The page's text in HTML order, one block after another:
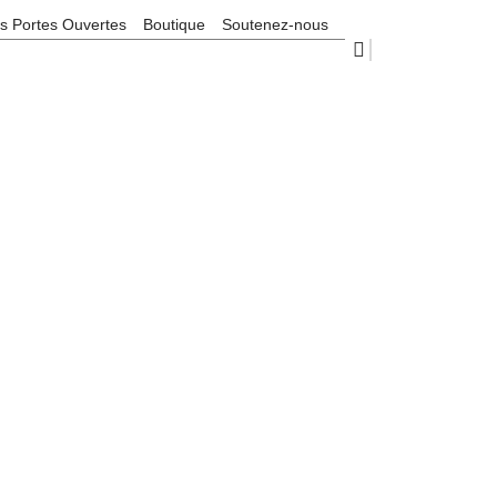
Portes Ouvertes Boutique Soutenez-nous